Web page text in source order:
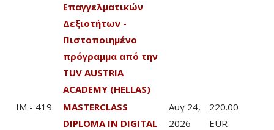
Επαγγελματικών
Δεξιοτήτων -
Πιστοποιημένο
πρόγραμμα από την
TUV AUSTRIA
ACADEMY (HELLAS)
IM - 419
MASTERCLASS
DIPLOMA IN DIGITAL
Αυγ 24,
2026
220.00
EUR